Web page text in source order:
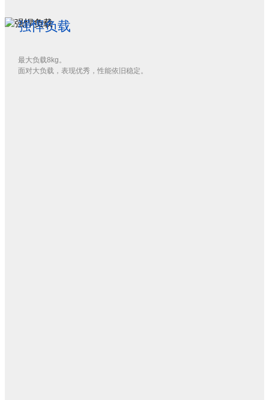
强悍负载
最大负载8kg。
面对大负载，表现优秀，性能依旧稳定。